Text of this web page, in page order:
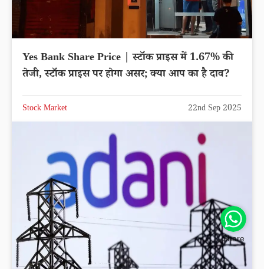
Yes Bank Share Price | स्टॉक प्राइस में 1.67% की
तेजी, स्टॉक प्राइस पर होगा असर; क्या आप का है दाव?
Stock Market 22nd Sep 2025
Share